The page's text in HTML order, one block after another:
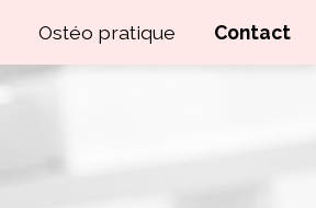
Ostéo pratique Contact